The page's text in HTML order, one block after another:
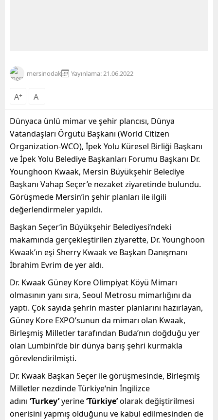
mersinodak Yayınlama: 21.06.2022
A+ A-
Dünyaca ünlü mimar ve şehir plancısı, Dünya
Vatandaşları Örgütü Başkanı (World Citizen
Organization-WCO), İpek Yolu Küresel Birliği Başkanı
ve İpek Yolu Belediye Başkanları Forumu Başkanı Dr.
Younghoon Kwaak, Mersin Büyükşehir Belediye
Başkanı Vahap Seçer’e nezaket ziyaretinde bulundu.
Görüşmede Mersin’in şehir planları ile ilgili
değerlendirmeler yapıldı.
Başkan Seçer’in Büyükşehir Belediyesi’ndeki
makamında gerçekleştirilen ziyarette, Dr. Younghoon
Kwaak’ın eşi Sherry Kwaak ve Başkan Danışmanı
İbrahim Evrim de yer aldı.
Dr. Kwaak Güney Kore Olimpiyat Köyü Mimarı
olmasının yanı sıra, Seoul Metrosu mimarlığını da
yaptı. Çok sayıda şehrin master planlarını hazırlayan,
Güney Kore EXPO’sunun da mimarı olan Kwaak,
Birleşmiş Milletler tarafından Buda’nın doğduğu yer
olan Lumbini’de bir dünya barış şehri kurmakla
görevlendirilmişti.
Dr. Kwaak Başkan Seçer ile görüşmesinde, Birleşmiş
Milletler nezdinde Türkiye‘nin İngilizce
adını ‘Turkey’yerine‘Türkiye’olarak değiştirilmesi
önerisini yapmış olduğunu ve kabul edilmesinden de